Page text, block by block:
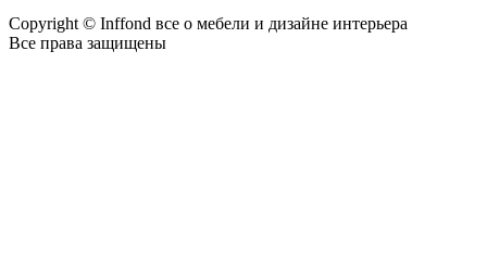
Copyright © Inffond все о мебели и дизайне интерьера
Все права защищены